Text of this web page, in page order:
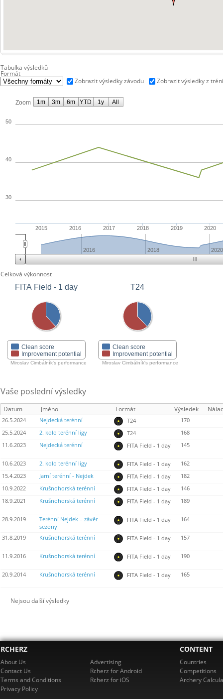
Tabulka výsledků
Formát
Zobrazit výsledky závodu
Zobrazit výsledky z
Zoom
2015 2016 2017 2018 2019 2020
30
40
50
2016 2018 2020
1m 3m 6m YTD 1y All
Celková výkonnost
FITA Field - 1 day
Clean score
Improvement potential
Miroslav Cimbálník's performance
T24
Clean score
Improvement potential
Miroslav Cimbálník's performance
Vaše poslední výsledky
Datum Jméno Formát Výsledek
26.5.2024 Nejdecká terénní T24
170
25.5.2024
2. kolo terénní ligy T24
168
11.6.2023
Nejdecká terénní FITA Field - 1 day 145
10.6.2023 2. kolo terénní ligy FITA Field - 1 day
162
15.4.2023
Jarní terénní - Nejdek FITA Field - 1 day
182
10.9.2022
Krušnohorská terénní FITA Field - 1 day
146
18.9.2021
Krušnohorská terénní FITA Field - 1 day 189
28.9.2019
Terénní Nejdek – závěr
sezony
FITA Field - 1 day 164
31.8.2019 Krušnohorská terénní FITA Field - 1 day 157
11.9.2016 Krušnohorská terénní FITA Field - 1 day 190
20.9.2014 Krušnohorská terénní FITA Field - 1 day 165
Nejsou další výsledky
RCHERZ
About Us
Contact Us
Terms and Conditions
Privacy Policy
Advertising
Rcherz for Android
Rcherz for iOS
CONTENT
Countries
Competitions
Archery